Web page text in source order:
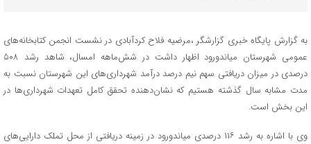
به گزارش پایگاه خبری گزارشگر ،مرضیه فلاح کردآبادی در نشست انجمن کتابخانه‌های
عمومی شهرستان میاندورود اظهار داشت در شش‌ماهه امسال، شاهد رشد ۵۰۸
درصدی در میزان دریافتی سهم نیم درصد درآمد شهرداری‌های این شهرستان نسبت به
مدت مشابه سال گذشته هستیم که نشان‌دهنده تحقق کامل تعهدات شهرداری‌ها در
این بخش است.
وی با اشاره به رشد ۱۱۶ درصدی میاندورود در زمینه دریافتی از محل تملک دارایی‌های